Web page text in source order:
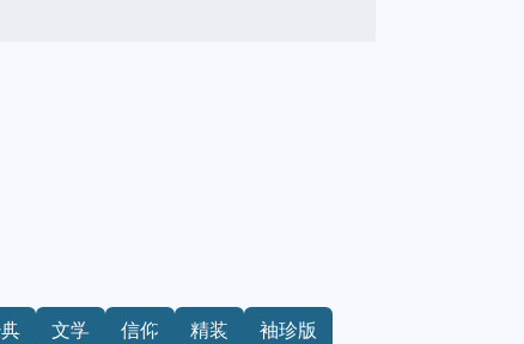
文学 信仰 精装 袖珍版